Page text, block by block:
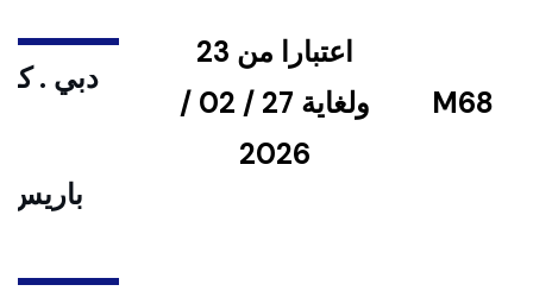
M68
اعتبارا من 23
ولغاية 27 / 02 /
2026
دبي .
باريس